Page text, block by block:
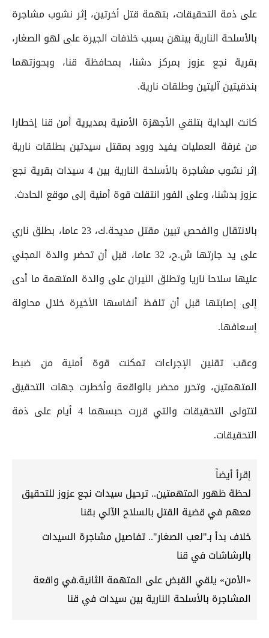
على ذمة التحقيقات، بتهمة قتل أخرتين، إثر نشوب مشاجرة
بالأسلحة النارية بينهن بسبب خلافات الجيرة على لهو الصغار،
بقرية نجع عزوز بمركز دشنا، بمحافظة قنا، وبحوزتهما
بندقيتين آليتين وطلقات نارية.
كانت البداية بتلقي الأجهزة الأمنية بمديرية أمن قنا إخطارا
من غرفة العمليات يفيد ورود بمقتل سيدتين بطلقات نارية
إثر نشوب مشاجرة بالأسلحة النارية بين 4 سيدات بقرية نجع
عزوز بدشنا، وعلى الفور انتقلت قوة أمنية إلى موقع الحادث.
بالانتقال والفحص تبين مقتل مديحة.ك، 23 عاما، بطلق ناري
على يد جارتها ش.ح، 32 عاما، قبل أن تحضر والدة المجني
عليها سلاحا ناريا وتطلق النيران على والدة المتهمة ما أدى
إلى إصابتها قبل أن تلفظ أنفاسها الأخيرة خلال محاولة
إسعافها.
وعقب تقنين الإجراءات تمكنت قوة أمنية من ضبط
المتهمتين، وتحرر محضر بالواقعة وأخطرت جهات التحقيق
لتتولى التحقيقات والتي قررت حبسهما 4 أيام على ذمة
التحقيقات.
إقرأ أيضاً
لحظة ظهور المتهمتين.. ترحيل سيدات نجع عزوز للتحقيق
معهم في قضية القتل بالسلاح الآلي بقنا
خلاف بدأ بـ"لعب الصغار".. تفاصيل مشاجرة السيدات
بالرشاشات في قنا
«الأمن» يلقي القبض على المتهمة الثانية.في واقعة
المشاجرة بالأسلحة النارية بين سيدات في قنا